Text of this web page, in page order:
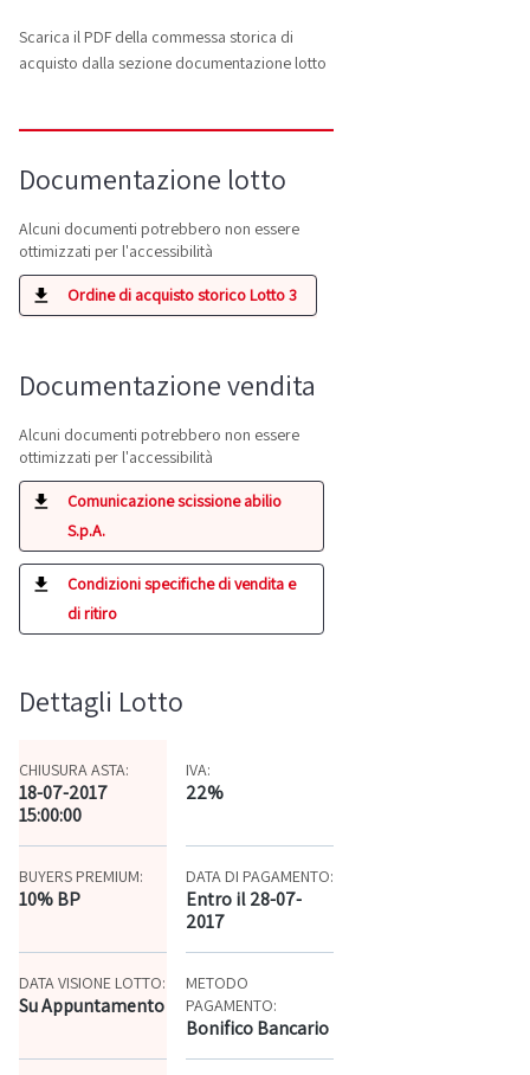
Scarica il PDF della commessa storica di
acquisto dalla sezione documentazione lotto
Documentazione lotto
Alcuni documenti potrebbero non essere
ottimizzati per l'accessibilità
Ordine di acquisto storico Lotto 3
Documentazione vendita
Alcuni documenti potrebbero non essere
ottimizzati per l'accessibilità
Comunicazione scissione abilio
S.p.A.
Condizioni specifiche di vendita e
di ritiro
Dettagli Lotto
CHIUSURA ASTA:
18-07-2017
15:00:00
IVA:
22%
BUYERS PREMIUM:
10% BP
DATA DI PAGAMENTO:
Entro il 28-07-
2017
DATA VISIONE LOTTO:
Su Appuntamento
METODO
PAGAMENTO:
Bonifico Bancario